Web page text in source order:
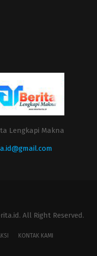
Lengkapi Makna
All Right Reserved.
KONTAK KAMI